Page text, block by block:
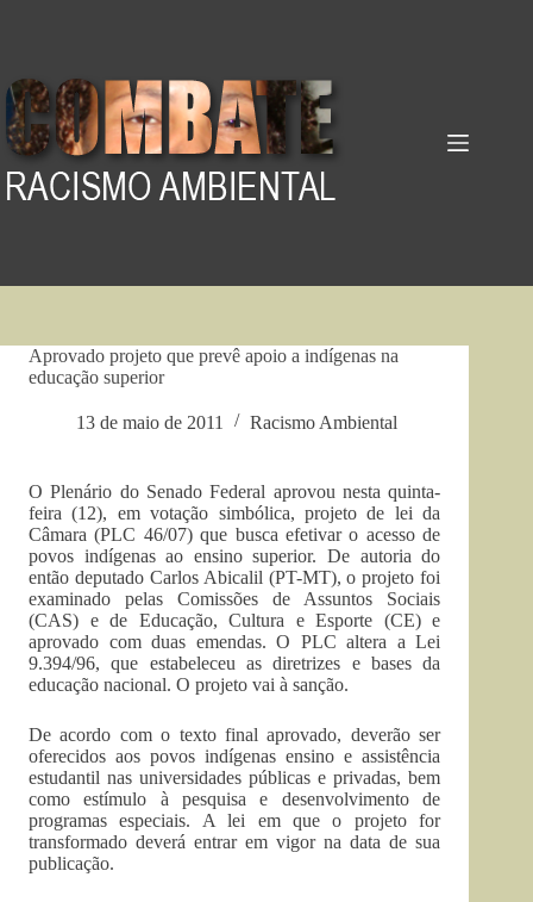
Aprovado projeto que prevê apoio a indígenas na
educação superior
13 de maio de 2011 Racismo Ambiental
O Plenário do Senado Federal aprovou nesta quinta-
feira (12), em votação simbólica, projeto de lei da
Câmara (PLC 46/07) que busca efetivar o acesso de
povos indígenas ao ensino superior. De autoria do
então deputado Carlos Abicalil (PT-MT), o projeto foi
examinado pelas Comissões de Assuntos Sociais
(CAS) e de Educação, Cultura e Esporte (CE) e
aprovado com duas emendas. O PLC altera a Lei
9.394/96, que estabeleceu as diretrizes e bases da
educação nacional. O projeto vai à sanção.
De acordo com o texto final aprovado, deverão ser
oferecidos aos povos indígenas ensino e assistência
estudantil nas universidades públicas e privadas, bem
como estímulo à pesquisa e desenvolvimento de
programas especiais. A lei em que o projeto for
transformado deverá entrar em vigor na data de sua
publicação.